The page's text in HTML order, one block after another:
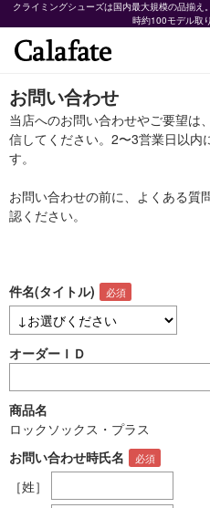
クライミングシューズは国内最大規模の品揃
時約100モデル取
お問い合わせ
当店へのお問い合わせやご要望は
信してください。2〜3営業日以内
す。
お問い合わせの前に、よくある質
認ください。
件名(タイトル)
オーダーＩＤ
商品名
ロックソックス・プラス
お問い合わせ時氏名
［姓］